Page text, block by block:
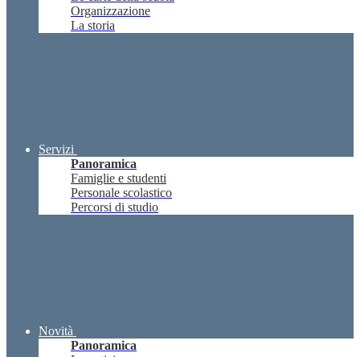
Organizzazione
La storia
Servizi
Panoramica
Famiglie e studenti
Personale scolastico
Percorsi di studio
Novità
Panoramica